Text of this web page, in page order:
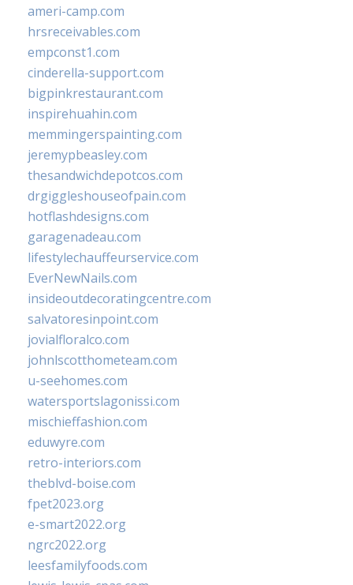
ameri-camp.com
hrsreceivables.com
empconst1.com
cinderella-support.com
bigpinkrestaurant.com
inspirehuahin.com
memmingerspainting.com
jeremypbeasley.com
thesandwichdepotcos.com
drgiggleshouseofpain.com
hotflashdesigns.com
garagenadeau.com
lifestylechauffeurservice.com
EverNewNails.com
insideoutdecoratingcentre.com
salvatoresinpoint.com
jovialfloralco.com
johnlscotthometeam.com
u-seehomes.com
watersportslagonissi.com
mischieffashion.com
eduwyre.com
retro-interiors.com
theblvd-boise.com
fpet2023.org
e-smart2022.org
ngrc2022.org
leesfamilyfoods.com